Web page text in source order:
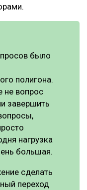
было
полигона.
не вопрос
завершить
нагрузка
большая.
сделать
переход